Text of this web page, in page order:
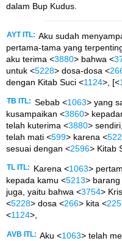
dalam Bup Kudus.
AYT ITL: Aku sudah
pertama-tama yang
aku terima <3880> bahwa <
untuk <5228> dosa-dosa <
dengan Kitab Suci <1124>, [<
TB ITL: Sebab <1063> yang
kusampaikan <3860>
telah kuterima <3880>
telah mati <599> karena <
sesuai dengan <2596> Kitab
TL ITL: Karena <1063>
kepada kamu <5213> barang
juga, yaitu bahwa <3754>
<5228> dosa <266> kita <
<1124>,
AVB ITL: Aku <1063> telah